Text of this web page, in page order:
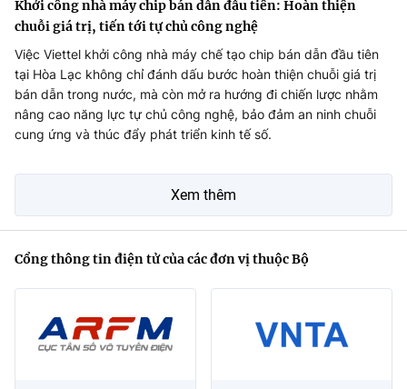
Khởi công nhà máy chip bán dẫn đầu tiên: Hoàn thiện
chuỗi giá trị, tiến tới tự chủ công nghệ
Việc Viettel khởi công nhà máy chế tạo chip bán dẫn đầu tiên
tại Hòa Lạc không chỉ đánh dấu bước hoàn thiện chuỗi giá trị
bán dẫn trong nước, mà còn mở ra hướng đi chiến lược nhằm
nâng cao năng lực tự chủ công nghệ, bảo đảm an ninh chuỗi
cung ứng và thúc đẩy phát triển kinh tế số.
Xem thêm
Cổng thông tin điện tử của các đơn vị thuộc Bộ